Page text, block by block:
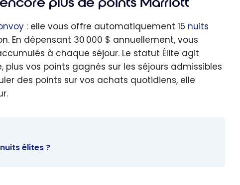
: elle vous offre automatiquement 15 nuits
En dépensant 30 000 $ annuellement, vous
à chaque séjour. Le statut Élite agit
vos points gagnés sur les séjours admissibles
des points sur vos achats quotidiens, elle
élites ?